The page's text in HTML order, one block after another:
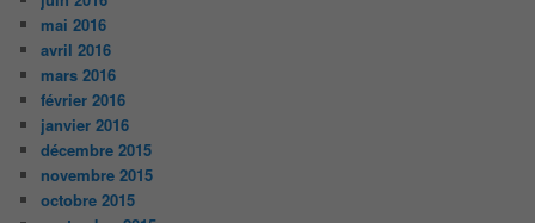
mai 2016
avril 2016
mars 2016
février 2016
janvier 2016
décembre 2015
novembre 2015
octobre 2015